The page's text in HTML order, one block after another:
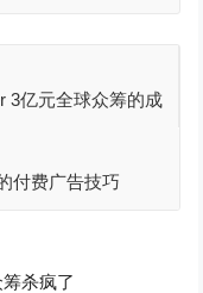
3亿元全球众筹的成
付费广告技巧
杀疯了